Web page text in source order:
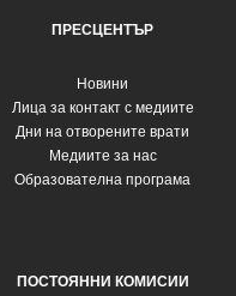
ПРЕСЦЕНТЪР
Новини
Лица за контакт с медиите
Дни на отворените врати
Медиите за нас
Образователна програма
ПОСТОЯННИ КОМИСИИ